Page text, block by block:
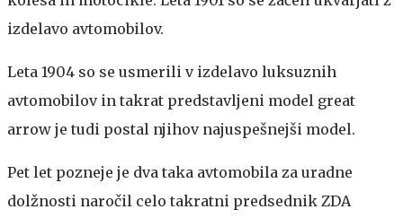
izdelavo avtomobilov.
Leta 1904 so se usmerili v izdelavo luksuznih
avtomobilov in takrat predstavljeni model great
arrow je tudi postal njihov najuspešnejši model.
Pet let pozneje je dva taka avtomobila za uradne
dolžnosti naročil celo takratni predsednik ZDA